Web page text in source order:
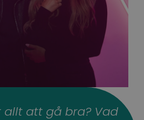
allt att gå bra? Vad